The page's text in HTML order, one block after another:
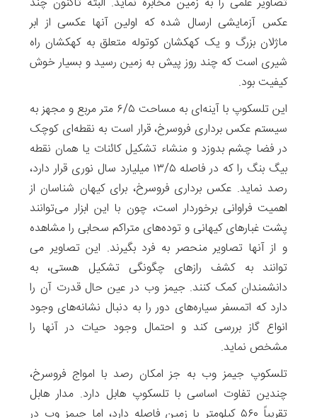
عکس آزمایشی ارسال شده که اولین آنها عکسی از ابر
ماژلان بزرگ و یک کهکشان کوتوله متعلق به کهکشان راه
شیری است که چند روز پیش به زمین رسید و بسیار خوش
کیفیت بود.
این تلسکوپ با آینه‌ای به مساحت ۶/۵ متر مربع و مجهز به
سیستم عکس برداری فروسرخ، قرار است به نقطه‌ای کوچک
در فضا چشم بدوزد و منشاء تشکیل کائنات یا همان نقطه
بیگ بنگ را که در فاصله ۱۳/۵ میلیارد سال نوری قرار دارد،
رصد نماید. عکس برداری فروسرخ، برای کیهان ‌شناسان از
اهمیت فراوانی برخوردار است، چون با این ابزار می‌توانند
پشت غبارهای کیهانی و توده‌های متراکم سحابی را مشاهده
و از آنها تصاویر منحصر به فرد بگیرند. این تصاویر می
توانند به کشف رازهای چگونگی تشکیل هستی، به
دانشمندان کمک کنند. جیمز وب در عین حال قدرت آن را
دارد که اتمسفر سیاره‌های دور را به دنبال نشانه‌های وجود
انواع گاز بررسی کند و احتمال وجود حیات در آنها را
مشخص نماید.
تلسکوپ جیمز وب به جز امکان رصد با امواج فروسرخ،
چندین تفاوت اساسی با تلسکوپ هابل دارد. مدار هابل